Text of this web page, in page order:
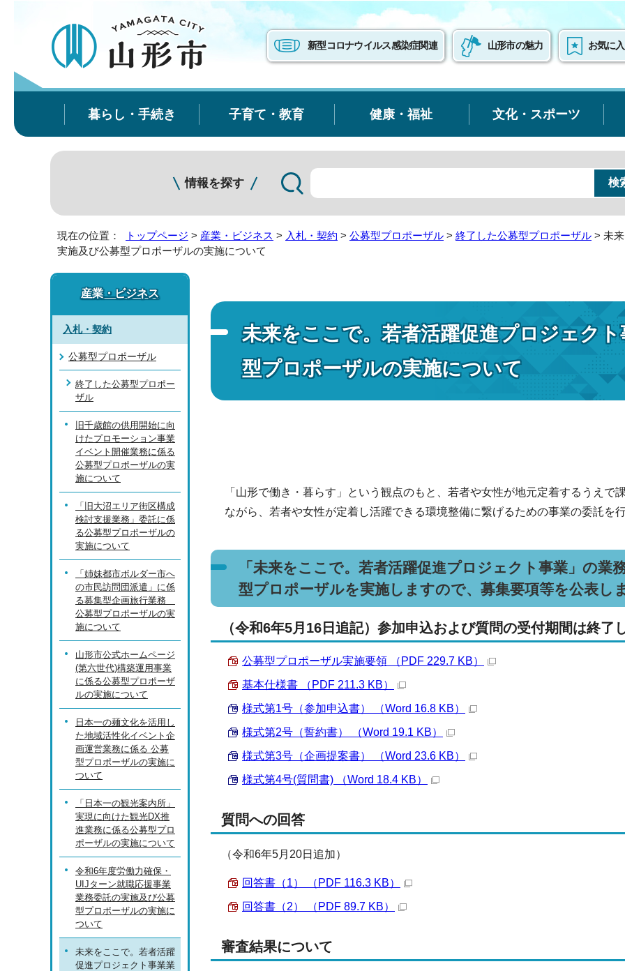
新型コロナウイルス感染症関連 山形市の魅力 お気に
暮らし・手続き 子育て・教育 健康・福祉 文化・スポーツ
情報を探す
現在の位置： トップページ > 産業・ビジネス > 入札・契約 > 公募型プロポーザル > 終了した公募型プロポーザル > 未
実施及び公募型プロポーザルの実施について
未来をここで。若者活躍促進プロジェク
型プロポーザルの実施について
「山形で働き・暮らす」という観点のもと、若者や女性が地元定着するうえで
ながら、若者や女性が定着し活躍できる環境整備に繋げるための事業の委託を行
「未来をここで。若者活躍促進プロジェクト事業」の業
型プロポーザルを実施しますので、募集要項等を公表しま
（令和6年5月16日追記）参加申込および質問の受付期間は終了
公募型プロポーザル実施要領 （PDF 229.7 KB）
基本仕様書 （PDF 211.3 KB）
様式第1号（参加申込書） （Word 16.8 KB）
様式第2号（誓約書） （Word 19.1 KB）
様式第3号（企画提案書） （Word 23.6 KB）
様式第4号(質問書) （Word 18.4 KB）
質問への回答
（令和6年5月20日追加）
回答書（1） （PDF 116.3 KB）
回答書（2） （PDF 89.7 KB）
審査結果について
産業・ビジネス
入札・契約
公募型プロポーザル
終了した公募型プロポー
ザル
旧千歳館の供用開始に向
けたプロモーション事業
イベント開催業務に係る
公募型プロポーザルの実
施について
「旧大沼エリア街区構成
検討支援業務」委託に係
る公募型プロポーザルの
実施について
「姉妹都市ボルダー市へ
の市民訪問団派遣」に係
る募集型企画旅行業務
公募型プロポーザルの実
施について
山形市公式ホームページ
(第六世代)構築運用事業
に係る公募型プロポーザ
ルの実施について
日本一の麺文化を活用し
た地域活性化イベント企
画運営業務に係る 公募
型プロポーザルの実施に
ついて
「日本一の観光案内所」
実現に向けた観光DX推
進業務に係る公募型プロ
ポーザルの実施について
令和6年度労働力確保・
UIJターン就職応援事業
業務委託の実施及び公募
型プロポーザルの実施に
ついて
未来をここで。若者活躍
促進プロジェクト事業業